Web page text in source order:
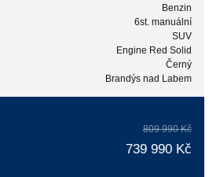
Benzin
6st. manuální
SUV
Engine Red Solid
Černý
Brandýs nad Labem
809 990 Kč
739 990 Kč